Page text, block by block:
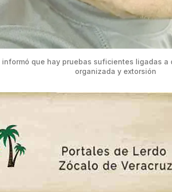
informó que hay pruebas suficientes ligadas
organizada y extorsión